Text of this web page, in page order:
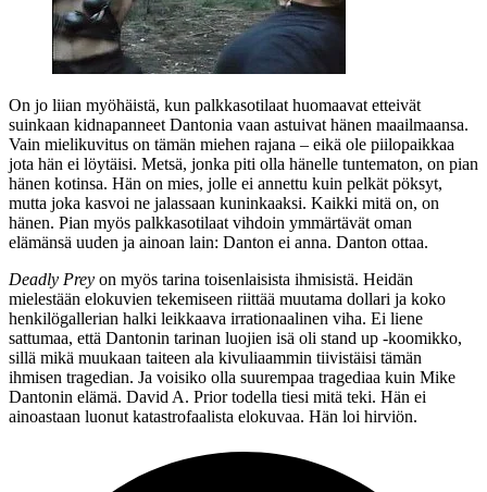
On jo liian myöhäistä, kun palkkasotilaat huomaavat etteivät
suinkaan kidnapanneet Dantonia vaan astuivat hänen maailmaansa.
Vain mielikuvitus on tämän miehen rajana – eikä ole piilopaikkaa
jota hän ei löytäisi. Metsä, jonka piti olla hänelle tuntematon, on pian
hänen kotinsa. Hän on mies, jolle ei annettu kuin pelkät pöksyt,
mutta joka kasvoi ne jalassaan kuninkaaksi. Kaikki mitä on, on
hänen. Pian myös palkkasotilaat vihdoin ymmärtävät oman
elämänsä uuden ja ainoan lain: Danton ei anna. Danton ottaa.
Deadly Prey on myös tarina toisenlaisista ihmisistä. Heidän
mielestään elokuvien tekemiseen riittää muutama dollari ja koko
henkilögallerian halki leikkaava irrationaalinen viha. Ei liene
sattumaa, että Dantonin tarinan luojien isä oli stand up ‑koomikko,
sillä mikä muukaan taiteen ala kivuliaammin tiivistäisi tämän
ihmisen tragedian. Ja voisiko olla suurempaa tragediaa kuin Mike
Dantonin elämä. David A. Prior todella tiesi mitä teki. Hän ei
ainoastaan luonut katastrofaalista elokuvaa. Hän loi hirviön.